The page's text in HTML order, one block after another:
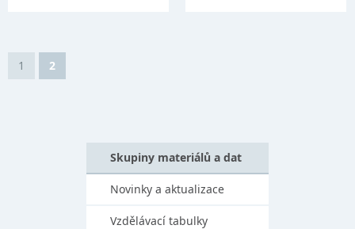
1 2
Skupiny materiálů a dat
Novinky a aktualizace
Vzdělávací tabulky